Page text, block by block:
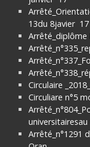
13du 8javier 17
Arrêté_diplôme
Circulaire
Circuliare n°5
Arrêté_n°1291